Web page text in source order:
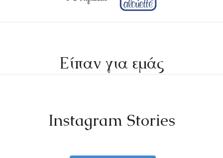
Είπαν για εμάς
Instagram Stories